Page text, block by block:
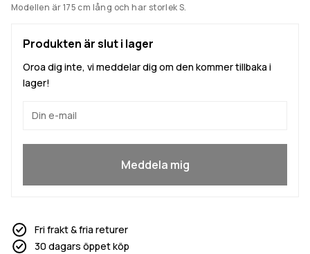
Modellen är 175 cm lång och har storlek S.
Produkten är slut i lager
Oroa dig inte, vi meddelar dig om den kommer tillbaka i
lager!
Meddela mig
Fri frakt & fria returer
30 dagars öppet köp